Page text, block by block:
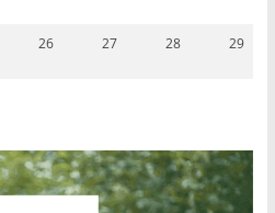
26 27 28 29